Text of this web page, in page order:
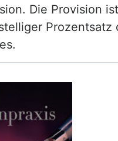
Die Provision
Prozentsatz